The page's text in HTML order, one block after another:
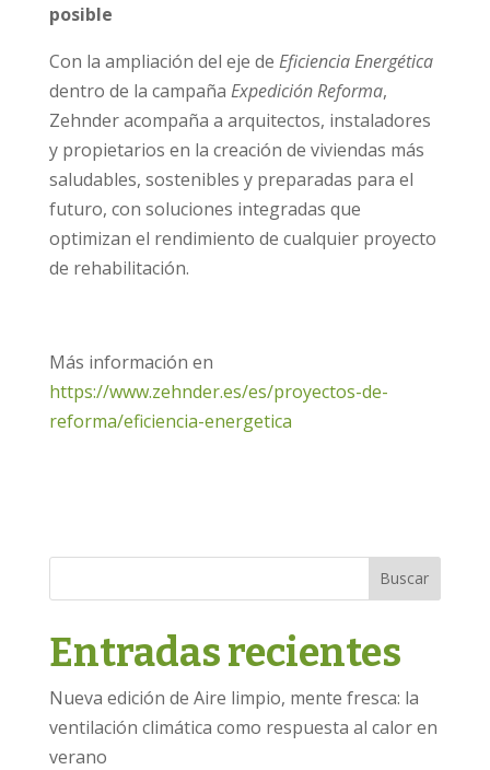
posible
Con la ampliación del eje de Eficiencia Energética
dentro de la campaña Expedición Reforma,
Zehnder acompaña a arquitectos, instaladores
y propietarios en la creación de viviendas más
saludables, sostenibles y preparadas para el
futuro, con soluciones integradas que
optimizan el rendimiento de cualquier proyecto
de rehabilitación.
Más información en
https://www.zehnder.es/es/proyectos-de-
reforma/eficiencia-energetica
Buscar
Entradas recientes
Nueva edición de Aire limpio, mente fresca: la
ventilación climática como respuesta al calor en
verano